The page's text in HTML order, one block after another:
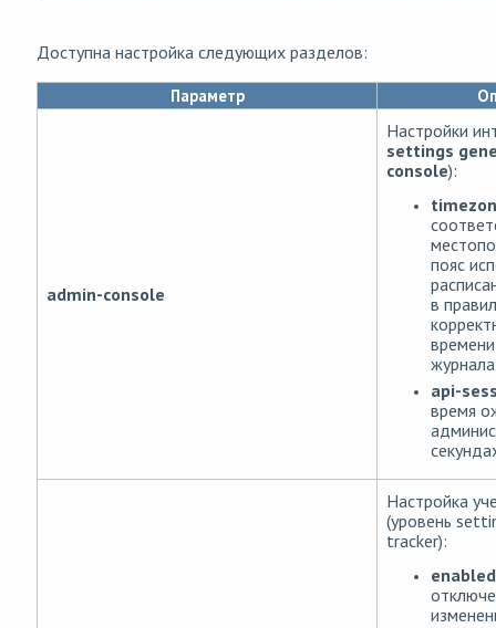
Доступна настройка следующих разделов:
Параметр
admin-console
Настройки
settings
console):
пояс
в
api-
время
Настройка
(уровень
tracker):
enabled